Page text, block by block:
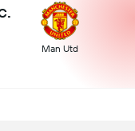
Man Utd